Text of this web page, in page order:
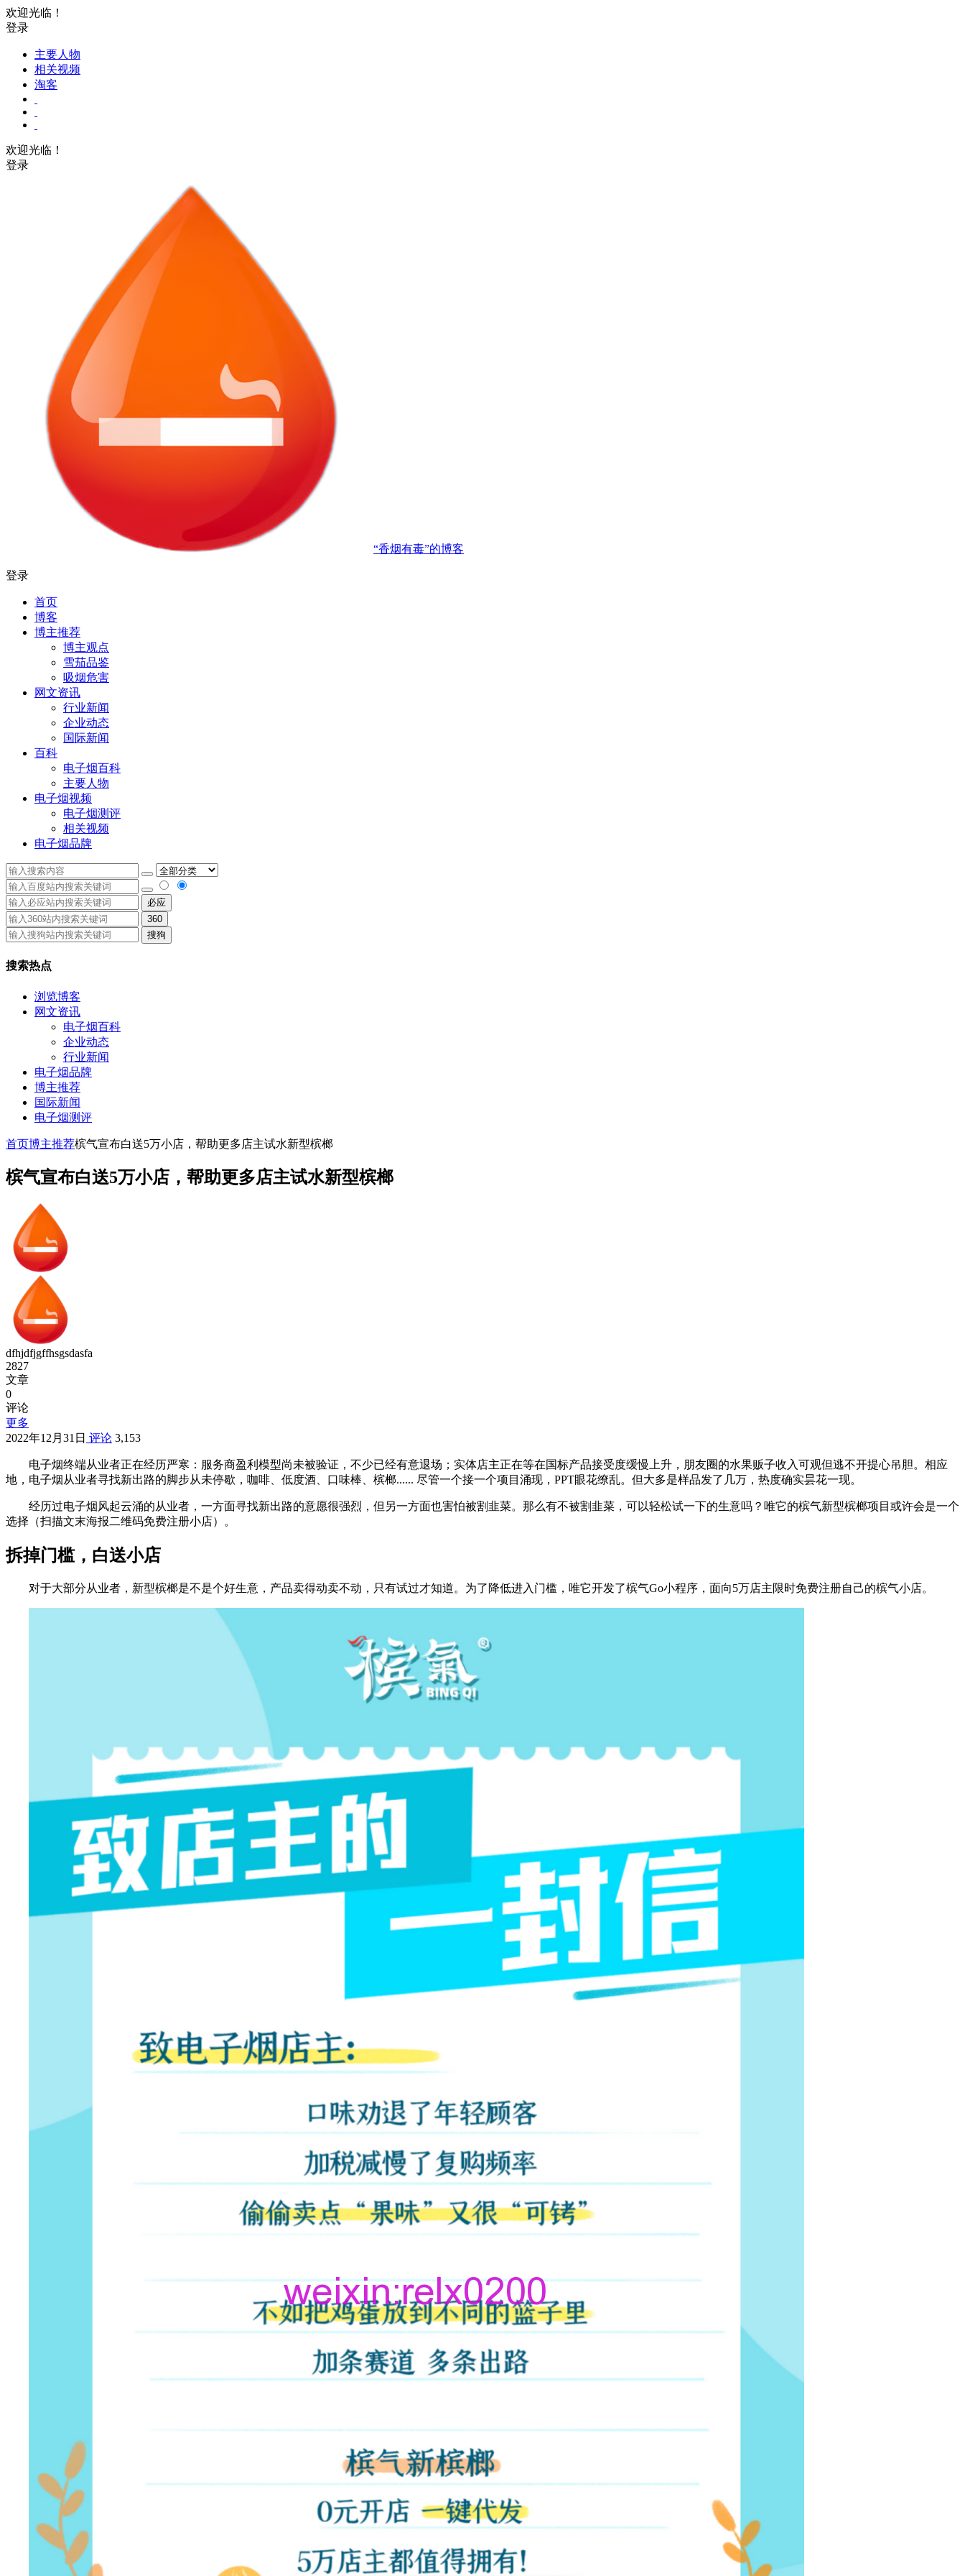
欢迎光临！
登录
主要人物
相关视频
淘客
欢迎光临！
登录
“香烟有毒”的博客
登录
首页
博客
博主推荐
博主观点
雪茄品鉴
吸烟危害
网文资讯
行业新闻
企业动态
国际新闻
百科
电子烟百科
主要人物
电子烟视频
电子烟测评
相关视频
电子烟品牌
必应
360
搜狗
搜索热点
浏览博客
网文资讯
电子烟百科
企业动态
行业新闻
电子烟品牌
博主推荐
国际新闻
电子烟测评
首页博主推荐槟气宣布白送5万小店，帮助更多店主试水新型槟榔
槟气宣布白送5万小店，帮助更多店主试水新型槟榔
dfhjdfjgffhsgsdasfa
2827
文章
0
评论
更多
2022年12月31日 评论 3,153
电子烟终端从业者正在经历严寒：服务商盈利模型尚未被验证，不少已经有意退场；实体店主正在等在国标产品接受度缓慢上升，朋友圈的水果贩子收入可观但逃不开提心吊胆。相应
地，电子烟从业者寻找新出路的脚步从未停歇，咖啡、低度酒、口味棒、槟榔...... 尽管一个接一个项目涌现，PPT眼花缭乱。但大多是样品发了几万，热度确实昙花一现。
经历过电子烟风起云涌的从业者，一方面寻找新出路的意愿很强烈，但另一方面也害怕被割韭菜。那么有不被割韭菜，可以轻松试一下的生意吗？唯它的槟气新型槟榔项目或许会是一个
选择（扫描文末海报二维码免费注册小店）。
拆掉门槛，白送小店
对于大部分从业者，新型槟榔是不是个好生意，产品卖得动卖不动，只有试过才知道。为了降低进入门槛，唯它开发了槟气Go小程序，面向5万店主限时免费注册自己的槟气小店。